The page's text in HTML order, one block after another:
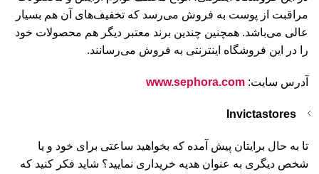
مراقبت از پوست به فروش می‌رسد که تخفیف‌های آن هم بسیار
عالی می‌باشد. همچنین چندین برند معتبر دیگر هم محصولات خود
را در این فروشگاه اینترنتی به فروش می‌رسانند.
آدرس سایت: www.sephora.com
Invictastores
تا به حال برایتان پیش آمده که بخواهید ساعتی برای خود و یا
شخص دیگری به عنوان هدیه خریداری نمایید؟ شاید فکر کنید که